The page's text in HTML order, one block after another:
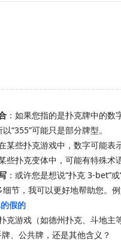
：如果您指的是扑克牌中的
“355”可能只是部分牌型。
某些扑克游戏中，数字可能表
些扑克变体中，可能有特殊术
：或许您是想说“扑克 3-bet”
节，我可以更好地帮助您。例
假的
克游戏（如德州扑克、斗地主
牌、公共牌，还是其他含义？